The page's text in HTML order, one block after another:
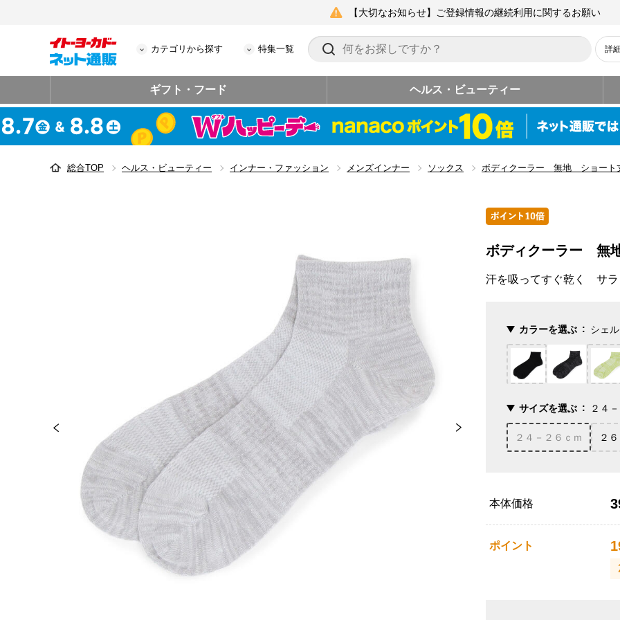
【大切なお知らせ】ご登録情報の継続利用に関するお願い
カテゴリから探す 特集一覧 詳
ギフト・フード ヘルス・ビューティー
総合TOP ヘルス・ビューティー インナー・ファッション メンズインナー ソックス ボディクーラー 無地 ショート
ボディクーラー 無
汗を吸ってすぐ乾く サラ
カラーを選ぶ シェ
サイズを選ぶ ２４
２４－２６ｃｍ ２
本体価格
ポイント